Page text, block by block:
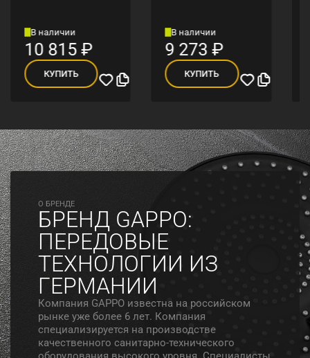
В наличии
10 815₽
КУПИТЬ
В наличии
9 273₽
КУПИТЬ
O БРЕНДЕ
БРЕНД GAPPO:
ПЕРЕДОВЫЕ
ТЕХНОЛОГИИ ИЗ
ГЕРМАНИИ
Компания GAPPO известна на российском
рынке уже более 6 лет. Компания
специализируется на производстве
качественного санитарно-технического